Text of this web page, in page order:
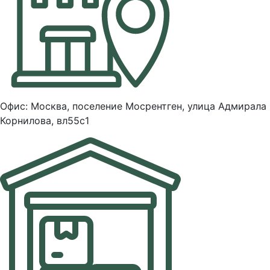
Офис: Москва, поселение Мосрентген, улица Адмирала
Корнилова, вл55с1